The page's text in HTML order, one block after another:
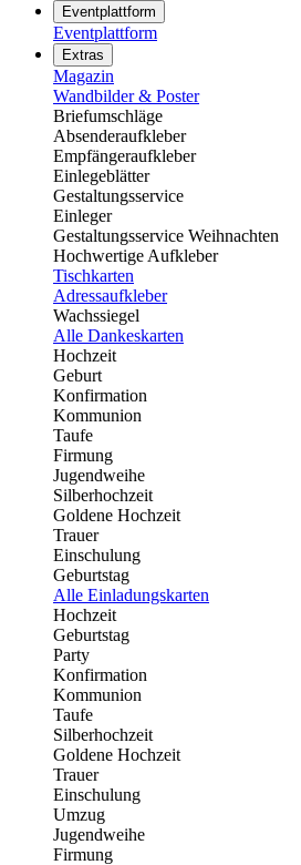
Eventplattform
Eventplattform
Extras
Magazin
Wandbilder & Poster
Briefumschläge
Absenderaufkleber
Empfängeraufkleber
Einlegeblätter
Gestaltungsservice
Einleger
Gestaltungsservice Weihnachten
Hochwertige Aufkleber
Tischkarten
Adressaufkleber
Wachssiegel
Alle Dankeskarten
Hochzeit
Geburt
Konfirmation
Kommunion
Taufe
Firmung
Jugendweihe
Silberhochzeit
Goldene Hochzeit
Trauer
Einschulung
Geburtstag
Alle Einladungskarten
Hochzeit
Geburtstag
Party
Konfirmation
Kommunion
Taufe
Silberhochzeit
Goldene Hochzeit
Trauer
Einschulung
Umzug
Jugendweihe
Firmung